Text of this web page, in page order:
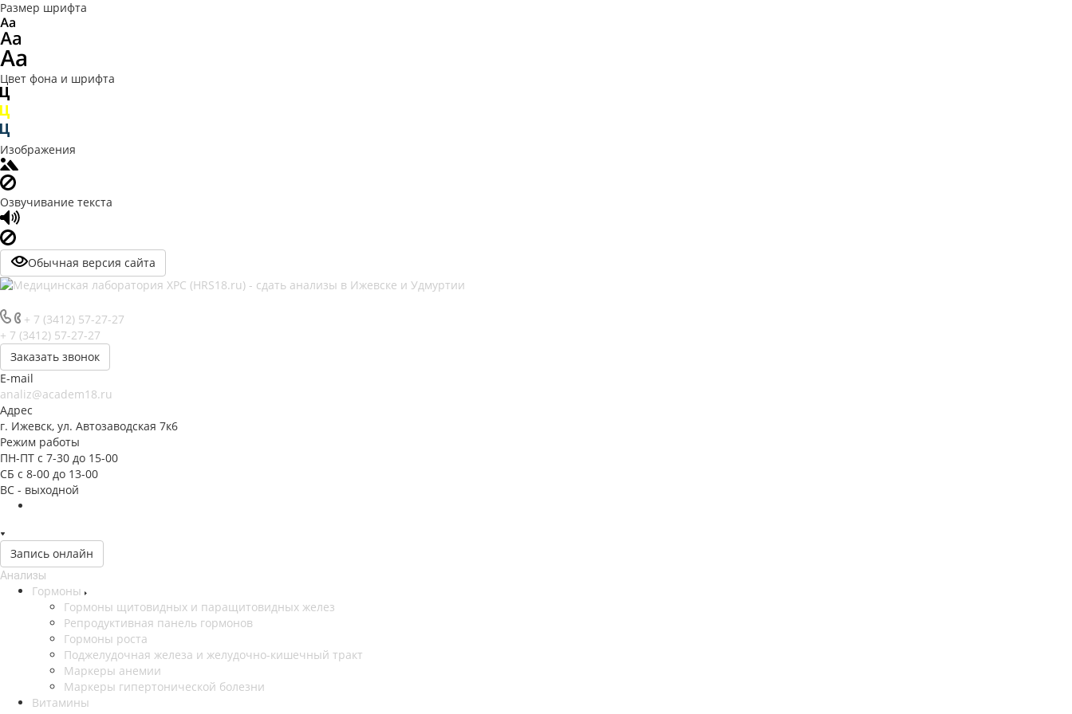
Размер шрифта
Цвет фона и шрифта
Изображения
Озвучивание текста
Обычная версия сайта
+ 7 (3412) 57-27-27
+ 7 (3412) 57-27-27
Заказать звонок
E-mail
analiz@academ18.ru
Адрес
г. Ижевск, ул. Автозаводская 7к6
Режим работы
ПН-ПТ с 7-30 до 15-00
СБ с 8-00 до 13-00
ВС - выходной
Запись онлайн
Анализы
Гормоны
Гормоны щитовидных и паращитовидных желез
Репродуктивная панель гормонов
Гормоны роста
Поджелудочная железа и желудочно-кишечный тракт
Маркеры анемии
Маркеры гипертонической болезни
Витамины